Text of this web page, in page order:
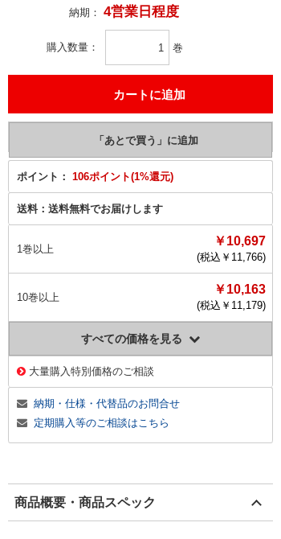
納期： 4営業日程度
購入数量 巻
ポイント： 106ポイント(1%還元)
送料： 送料無料でお届けします
1巻以上
￥10,697
(税込￥ 11,766)
10巻以上
￥10,163
(税込￥ 11,179)
すべての価格を見る
大量購入特別価格のご相談
納期・仕様・代替品のお問合せ
定期購入等のご相談はこちら
商品概要・商品スペック